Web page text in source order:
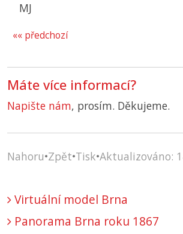
MJ
«« předchozí
Máte více informací?
Napište nám, prosím. Děkujeme.
Nahoru•Zpět•Tisk•Aktualizováno:
Virtuální model Brna
Panorama Brna roku 1867